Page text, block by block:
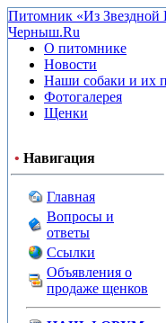
Питомник «Из Звездной
Черныш.Ru
О питомнике
Новости
Наши собаки и их
Фотогалерея
Щенки
• Навигация
Главная
Вопросы и
ответы
Ссылки
Объявления о
продаже щенков